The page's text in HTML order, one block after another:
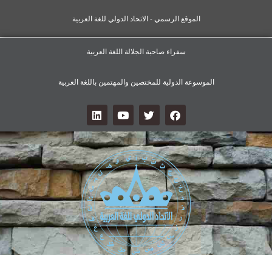
الموقع الرسمي - الاتحاد الدولي للغة العربية
سفراء صاحبة الجلالة اللغة العربية
الموسوعة الدولية للمختصين والمهتمين باللغة العربية